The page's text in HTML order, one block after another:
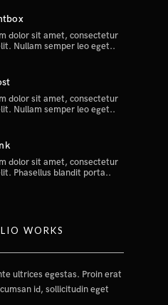
dolor sit amet, consectetur
Nullam semper leo eget..
dolor sit amet, consectetur
Nullam semper leo eget..
dolor sit amet, consectetur
Phasellus blandit porta..
WORKS
ultrices egestas. Proin erat
id, sollicitudin eget